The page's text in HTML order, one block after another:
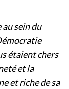
sein du
étaient chers
et la
et riche de sa